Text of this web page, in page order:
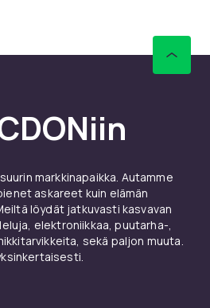
muodossa
–
lisävarusteet
löydät laajan
iPhone 12 minin-
kaksoiskamera
5G:llä ja maailman
Olitpa
lisätarvikkeita,
markkinapaikka. Autamme
askareet kuin elämän
löydät jatkuvasti kasvavan
elektroniikkaa, puutarha-,
sekä paljon muuta.